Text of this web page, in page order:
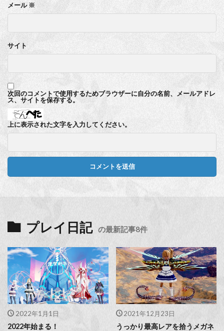
メール※
サイト
次回のコメントで使用するためブラウザーに自分の名前、メールアドレ
ス、サイトを保存する。
上に表示された文字を入力してください。
プレイ日記 の最新記事8件
2022年1月1日
2022年始まる！
2021年12月23日
うっかり最高レアを拾うメガネ